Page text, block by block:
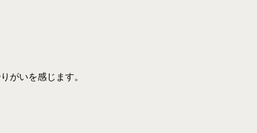
がいを感じます。